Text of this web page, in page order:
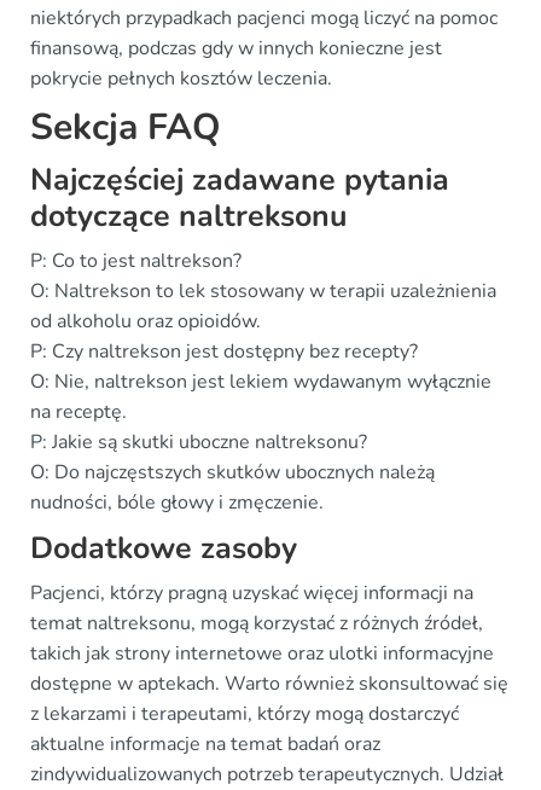
niektórych przypadkach pacjenci mogą liczyć na pomoc
finansową, podczas gdy w innych konieczne jest
pokrycie pełnych kosztów leczenia.
Sekcja FAQ
Najczęściej zadawane pytania
dotyczące naltreksonu
P: Co to jest naltrekson?
O: Naltrekson to lek stosowany w terapii uzależnienia
od alkoholu oraz opioidów.
P: Czy naltrekson jest dostępny bez recepty?
O: Nie, naltrekson jest lekiem wydawanym wyłącznie
na receptę.
P: Jakie są skutki uboczne naltreksonu?
O: Do najczęstszych skutków ubocznych należą
nudności, bóle głowy i zmęczenie.
Dodatkowe zasoby
Pacjenci, którzy pragną uzyskać więcej informacji na
temat naltreksonu, mogą korzystać z różnych źródeł,
takich jak strony internetowe oraz ulotki informacyjne
dostępne w aptekach. Warto również skonsultować się
z lekarzami i terapeutami, którzy mogą dostarczyć
aktualne informacje na temat badań oraz
zindywidualizowanych potrzeb terapeutycznych. Udział